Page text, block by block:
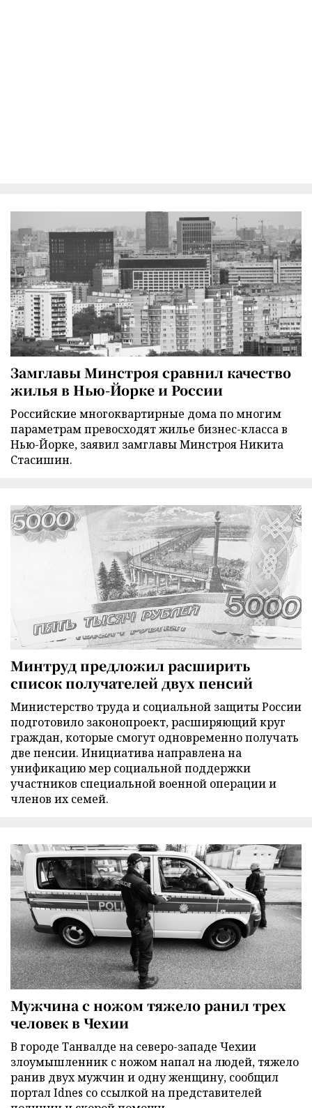
Замглавы Минстроя сравнил качество
жилья в Нью-Йорке и России
Российские многоквартирные дома по многим
параметрам превосходят жилье бизнес-класса в
Нью-Йорке, заявил замглавы Минстроя Никита
Стасишин.
Минтруд предложил расширить
список получателей двух пенсий
Министерство труда и социальной защиты России
подготовило законопроект, расширяющий круг
граждан, которые смогут одновременно получать
две пенсии. Инициатива направлена на
унификацию мер социальной поддержки
участников специальной военной операции и
членов их семей.
Мужчина с ножом тяжело ранил трех
человек в Чехии
В городе Танвалде на северо-западе Чехии
злоумышленник с ножом напал на людей, тяжело
ранив двух мужчин и одну женщину, сообщил
портал Idnes со ссылкой на представителей